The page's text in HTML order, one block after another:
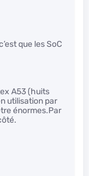
que les SoC
A53 (huits
utilisation par
énormes.Par